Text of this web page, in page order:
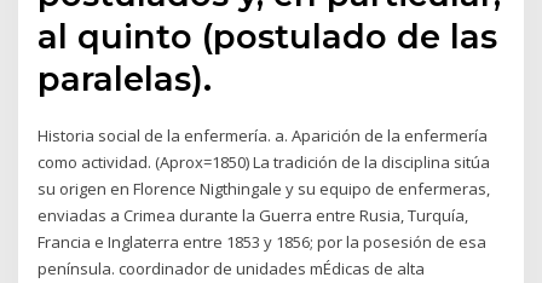
al quinto (postulado de las
paralelas).
Historia social de la enfermería. a. Aparición de la enfermería
como actividad. (Aprox=1850) La tradición de la disciplina sitúa
su origen en Florence Nigthingale y su equipo de enfermeras,
enviadas a Crimea durante la Guerra entre Rusia, Turquía,
Francia e Inglaterra entre 1853 y 1856; por la posesión de esa
península. coordinador de unidades mÉdicas de alta